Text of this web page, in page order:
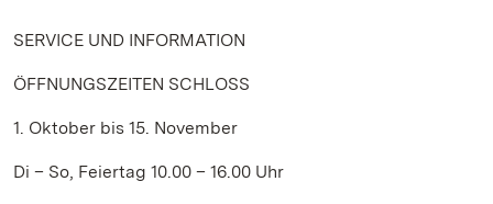
SERVICE UND INFORMATION
ÖFFNUNGSZEITEN SCHLOSS
1. Oktober bis 15. November
Di – So, Feiertag 10.00 – 16.00 Uhr